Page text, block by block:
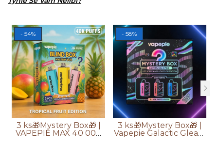
- 54%
3 ks🎁Mystery Box🎁 |
VAPEPIE MAX 40 000
- 58%
3 ks🎁Mystery Box🎁 |
Vapepie Galactic Gleam